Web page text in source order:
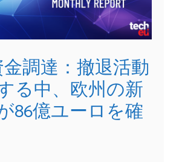
調達：撤退活動
る中、欧州の新
86億ユーロを確